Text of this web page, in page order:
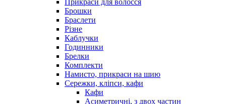
Брошки
Браслети
Різне
Каблучки
Годинники
Брелки
Комплекти
Намисто, прикраси на шию
Сережки, кліпси, кафи
Кафи
Асиметричні, з двох частин